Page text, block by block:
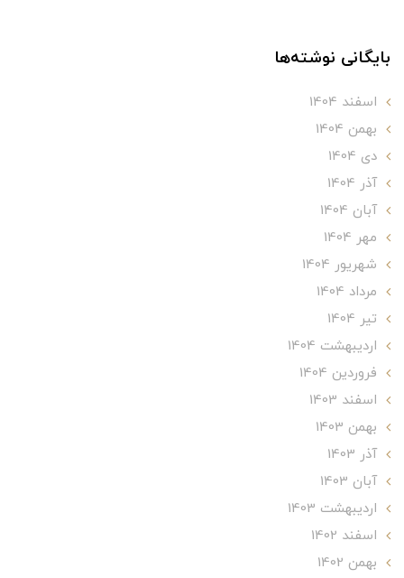
بایگانی نوشته‌ها
اسفند 1404
بهمن 1404
دی 1404
آذر 1404
آبان 1404
مهر 1404
شهریور 1404
مرداد 1404
تير 1404
ارديبهشت 1404
فروردین 1404
اسفند 1403
بهمن 1403
آذر 1403
آبان 1403
ارديبهشت 1403
اسفند 1402
بهمن 1402